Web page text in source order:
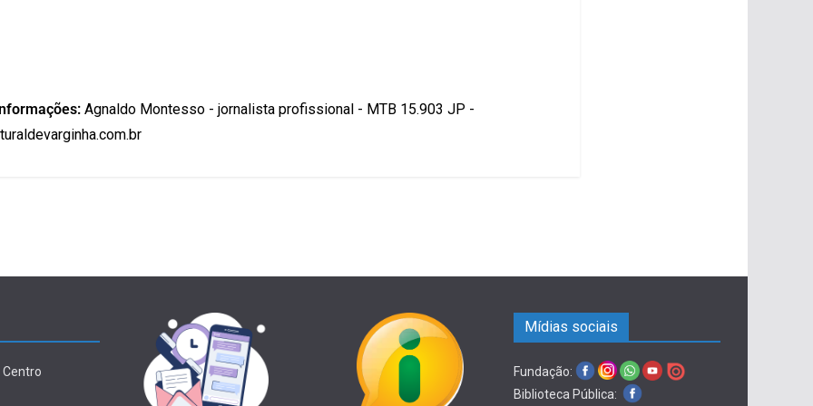
Agnaldo Montesso - jornalista profissional - MTB 15.903 JP -
Mídias sociais
Fundação:
Biblioteca Pública: